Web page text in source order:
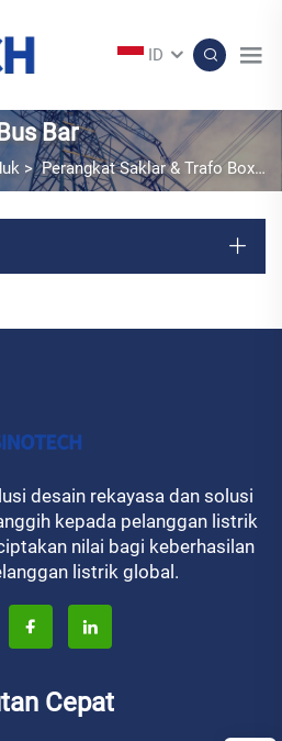
ID
Bus Bar
>Perangkat Saklar & Trafo Box>
desain rekayasa dan solusi
kepada pelanggan listrik
nilai bagi keberhasilan
listrik global.
Cepat